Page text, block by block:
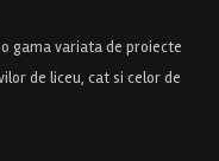
gama variata de proiecte
de liceu, cat si celor de